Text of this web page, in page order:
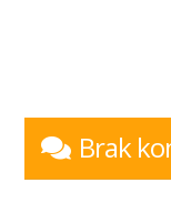
Brak